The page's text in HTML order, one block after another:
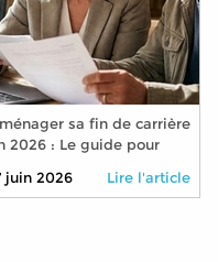
sa fin de carrière
2026 : Le guide pour
sans pénaliser sa
juin 2026 Lire l'article